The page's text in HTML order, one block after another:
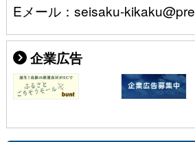
Eメール：seisaku-
企業広告